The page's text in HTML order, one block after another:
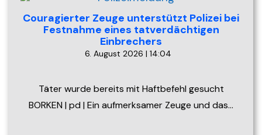
Couragierter Zeuge unterstützt Polizei bei
Festnahme eines tatverdächtigen
Einbrechers
6. August 2026 | 14:04
Täter wurde bereits mit Haftbefehl gesucht
BORKEN | pd | Ein aufmerksamer Zeuge und das…